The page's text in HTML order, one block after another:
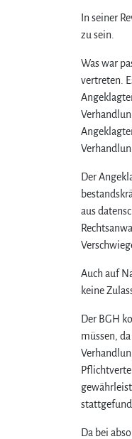
In seiner
zu sein.
Was war
vertreten.
Der
aus
Auch auf
keine
Der BGH
müssen, da
Da bei